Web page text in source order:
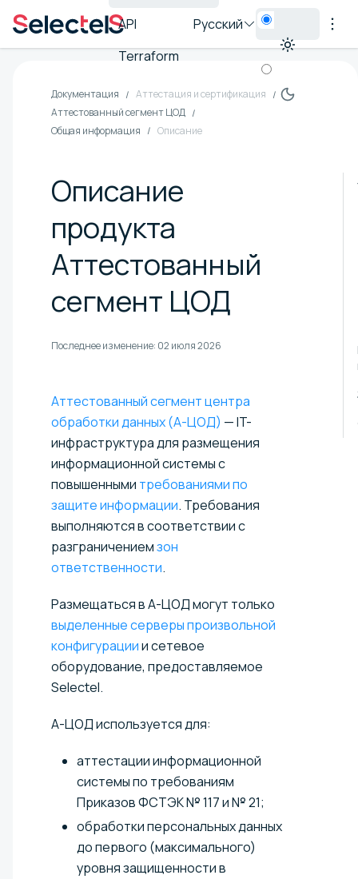
API
Terraform
Русский
Документация
Аттестация и сертификация
Аттестованный сегмент ЦОД
Общая информация
Описание
Описание
продукта
Аттестованный
сегмент ЦОД
Последнее изменение: 02 июля 2026
Аттестованный сегмент центра
обработки данных (А-ЦОД) — IT-
инфраструктура для размещения
информационной системы с
повышенными требованиями по
защите информации. Требования
выполняются в соответствии с
разграничениемзон
ответственности.
Размещаться в А-ЦОД могут только
выделенные серверы произвольной
конфигурациии сетевое
оборудование, предоставляемое
Selectel.
А-ЦОД используется для:
аттестации информационной
системы по требованиям
Приказов ФСТЭК № 117 и № 21;
обработки персональных данных
до первого (максимального)
уровня защищенности в